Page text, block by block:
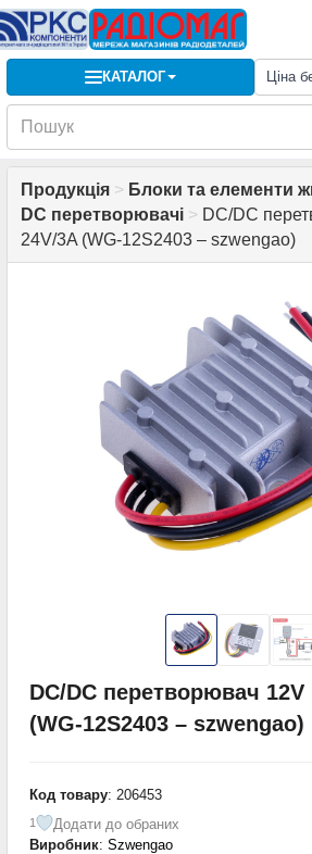
КАТАЛОГ Ціна
Продукція > Блоки та елементи
DC перетворювачі > DC/DC
24V/3A (WG-12S2403 – szwengao)
DC/DC перетворювач 12V
(WG-12S2403 – szwengao)
Код товару: 206453
1
Додати до обраних
Виробник: Szwengao